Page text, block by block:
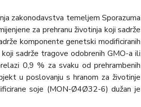
zakonodavstva temeljem Sporazuma
za prehranu životinja koji sadrže
komponente genetski modificiranih
sadrže tragove odobrenih GMO-a ili
0,9 % za svaku od prehrambenih
u poslovanju s hranom za životinje
soje (MON-Ø4Ø32-6) dužan je